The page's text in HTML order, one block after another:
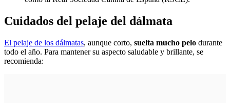
Cuidados del pelaje del dálmata
El pelaje de los dálmatas, aunque corto, suelta mucho pelo durante
todo el año. Para mantener su aspecto saludable y brillante, se
recomienda: